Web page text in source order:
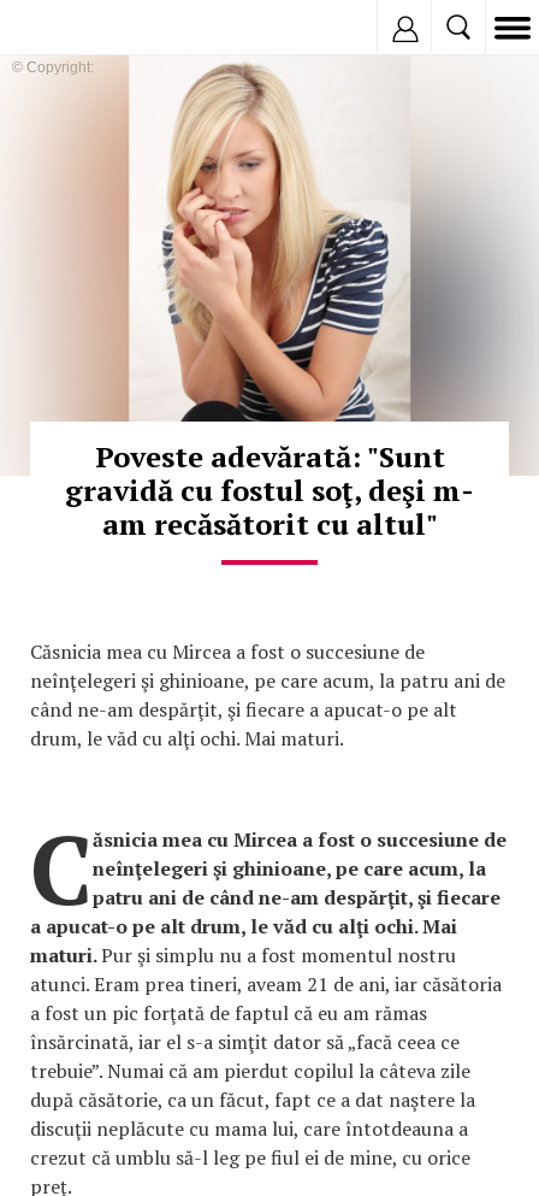
© Copyright:
Poveste adevărată: "Sunt
gravidă cu fostul soţ, deşi m-
am recăsătorit cu altul"
Căsnicia mea cu Mircea a fost o succesiune de
neînţelegeri şi ghinioane, pe care acum, la patru ani de
când ne-am despărţit, şi fiecare a apucat-o pe alt
drum, le văd cu alţi ochi. Mai maturi.
Căsnicia mea cu Mircea a fost o succesiune de
neînţelegeri şi ghinioane, pe care acum, la
patru ani de când ne-am despărţit, şi fiecare
a apucat-o pe alt drum, le văd cu alţi ochi. Mai
maturi.Pur şi simplu nu a fost momentul nostru
atunci. Eram prea tineri, aveam 21 de ani, iar căsătoria
a fost un pic forţată de faptul că eu am rămas
însărcinată, iar el s-a simţit dator să „facă ceea ce
trebuie”. Numai că am pierdut copilul la câteva zile
după căsătorie, ca un făcut, fapt ce a dat naştere la
discuţii neplăcute cu mama lui, care întotdeauna a
crezut că umblu să-l leg pe fiul ei de mine, cu orice
preţ.